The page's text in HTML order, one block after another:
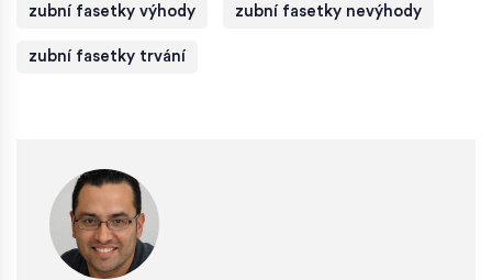
zubní fasetky výhody zubní fasetky nevýhody
zubní fasetky trvání